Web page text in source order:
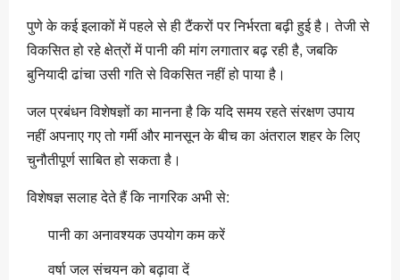
पुणे के कई इलाकों में पहले से ही टैंकरों पर निर्भरता बढ़ी हुई है। तेजी से
विकसित हो रहे क्षेत्रों में पानी की मांग लगातार बढ़ रही है, जबकि
बुनियादी ढांचा उसी गति से विकसित नहीं हो पाया है।
जल प्रबंधन विशेषज्ञों का मानना है कि यदि समय रहते संरक्षण उपाय
नहीं अपनाए गए तो गर्मी और मानसून के बीच का अंतराल शहर के लिए
चुनौतीपूर्ण साबित हो सकता है।
विशेषज्ञ सलाह देते हैं कि नागरिक अभी से:
पानी का अनावश्यक उपयोग कम करें
वर्षा जल संचयन को बढ़ावा दें